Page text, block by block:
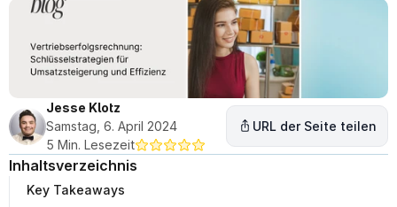
Jesse Klotz
Samstag, 6. April 2024
5 Min. Lesezeit
URL der Seite teilen
Inhaltsverzeichnis
Key Takeaways